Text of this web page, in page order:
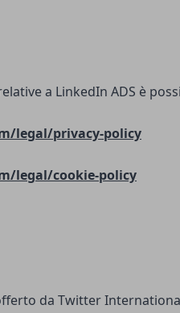
a LinkedIn ADS è
legal/privacy-policy
legal/cookie-policy
da Twitter